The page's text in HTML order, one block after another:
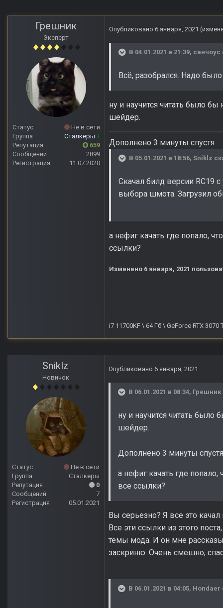
Грешник
Эксперт
Статус
Не в сети
Группа
Сталкеры +
Репутация
659
Сообщений
2899
Регистрация
11.07.2020
Опубликовано 6 января, 2021
В 04.01.2021 в 21:39, санчоус
Всё, разобрался. Надо
ну и научится читать было бы
шейдер.
Дополнено 3 минуты спустя
В 05.01.2021 в 18:56, Sniklz
Скачал билд версии RC19
выбора шмота. Загрузил
а нефиг качать где попало,
ссылки?
Изменено 6 января, 2021
i7 11700KF \ 64 Гб \ GeForce RTX
Sniklz
Новичок
Статус
Не в сети
Группа
Сталкеры
Репутация
0
Сообщений
7
Регистрация
05.01.2021
Опубликовано 6 января, 2021
В 06.01.2021 в 08:34, Грешник
ну и научится читать было
шейдер.
Дополнено 3 минуты спустя
а нефиг качать где
все ссылки?
Вы серьезно? Я все это
Все эти ссылки из этого
темы мода. И он мне
заскриню. Очень смешно,
В 06.01.2021 в 04:05, Hondaer